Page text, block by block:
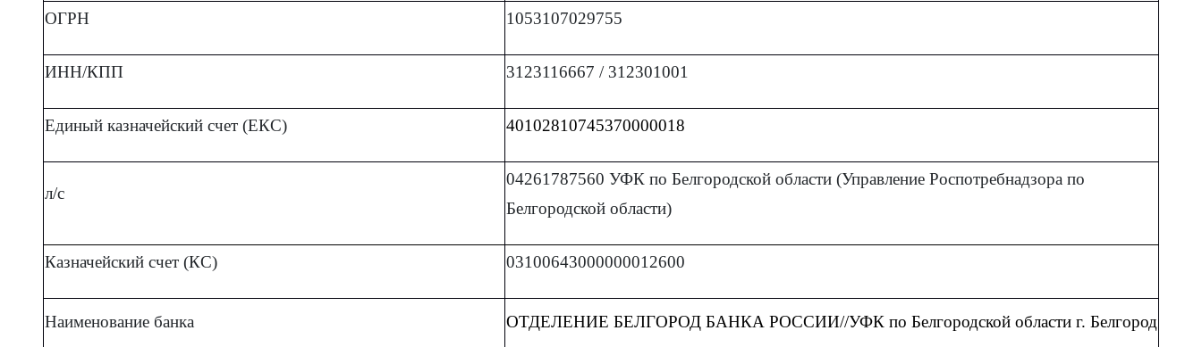
ОГРН 1053107029755
ИНН/КПП 3123116667 / 312301001
Единый казначейский счет (ЕКС) 40102810745370000018
л/с
04261787560 УФК по Белгородской области (Управление Роспотребнадзора по
Белгородской области)
Казначейский счет (КС) 03100643000000012600
Наименование банка ОТДЕЛЕНИЕ БЕЛГОРОД БАНКА РОССИИ//УФК по Белгородской области г. Белгород